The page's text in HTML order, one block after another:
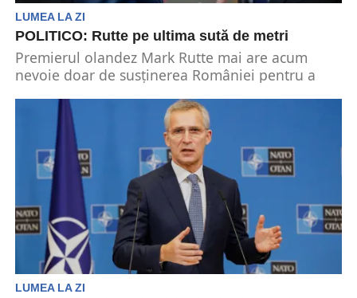
LUMEA LA ZI
POLITICO: Rutte pe ultima sută de metri
Premierul olandez Mark Rutte mai are acum
nevoie doar de susținerea României pentru a
LUMEA LA ZI